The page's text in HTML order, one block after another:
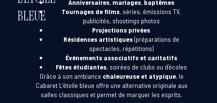
BLEUE
Anniversaires, mariages, baptêmes
Tournages de films, séries, émissions TV,
publicités, shootings photos
Projections privées
Résidences artistiques(préparations de
spectacles, répétitions)
Événements associatifs et caritatifs
Fêtes étudiantes, soirées de clubs ou d’écoles
Grâce à son ambiance chaleureuse et atypique, le
Cabaret L’étoile bleue offre une alternative originale aux
salles classiques et permet de marquer les esprits.